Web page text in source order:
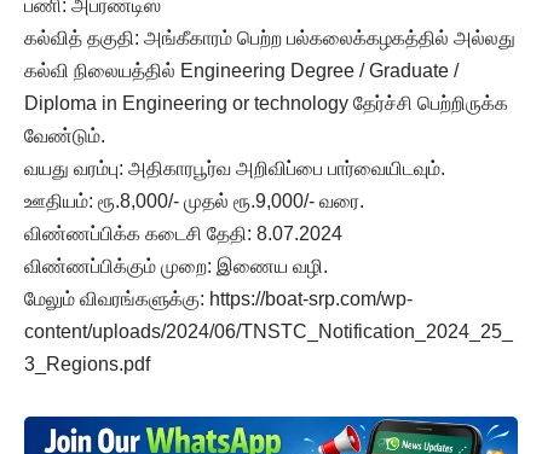
பணி: அப்ரண்டிஸ்
கல்வித் தகுதி: அங்கீகாரம் பெற்ற பல்கலைக்கழகத்தில் அல்லது
கல்வி நிலையத்தில் Engineering Degree / Graduate /
Diploma in Engineering or technology தேர்ச்சி பெற்றிருக்க
வேண்டும்.
வயது வரம்பு: அதிகாரபூர்வ அறிவிப்பை பார்வையிடவும்.
ஊதியம்: ரூ.8,000/- முதல் ரூ.9,000/- வரை.
விண்ணப்பிக்க கடைசி தேதி: 8.07.2024
விண்ணப்பிக்கும் முறை: இணைய வழி.
மேலும் விவரங்களுக்கு: https://boat-srp.com/wp-
content/uploads/2024/06/TNSTC_Notification_2024_25_
3_Regions.pdf